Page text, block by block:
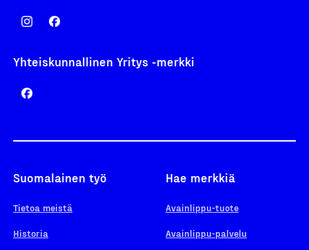
Yhteiskunnallinen Yritys -merkki
Suomalainen työ
Tietoa meistä
Historia
Hae merkkiä
Avainlippu-tuote
Avainlippu-palvelu